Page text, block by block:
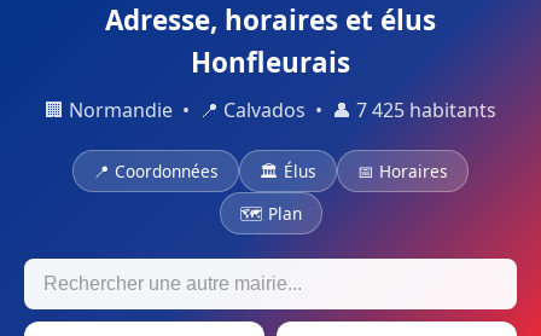
Adresse, horaires et élus
Honfleurais
🏢 Normandie • 📍 Calvados • 👤 7 425 habitants
📍 Coordonnées 🏛 Élus
📅 Horaires
🗺 Plan